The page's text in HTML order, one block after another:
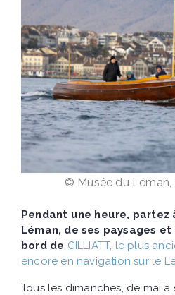
© Musée du
Pendant une heure,
Léman, de ses paysages
bord de GILLIATT, le plus
encore en navigation sur le
Tous les dimanches, de mai à